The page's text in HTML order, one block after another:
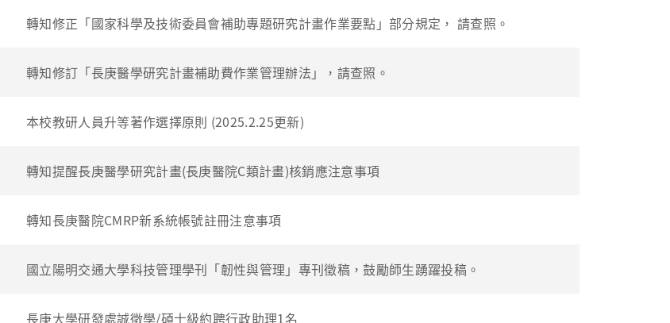
轉知修正「國家科學及技術委員會補助專題研究計畫作業要點」部分規定， 請查照。
轉知修訂「長庚醫學研究計畫補助費作業管理辦法」，請查照。
本校教研人員升等著作選擇原則 (2025.2.25更新)
轉知提醒長庚醫學研究計畫(長庚醫院C類計畫)核銷應注意事項
轉知長庚醫院CMRP新系統帳號註冊注意事項
國立陽明交通大學科技管理學刊「韌性與管理」專刊徵稿，鼓勵師生踴躍投稿。
長庚大學研發處誠徵學/碩士級約聘行政助理1名